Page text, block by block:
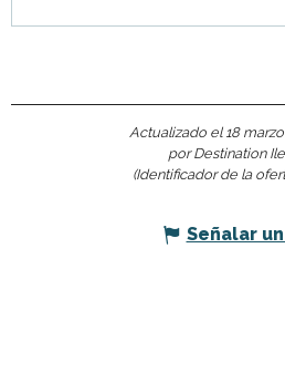
Actualizado el 18 marzo
por Destination
(Identificador de la
Señalar